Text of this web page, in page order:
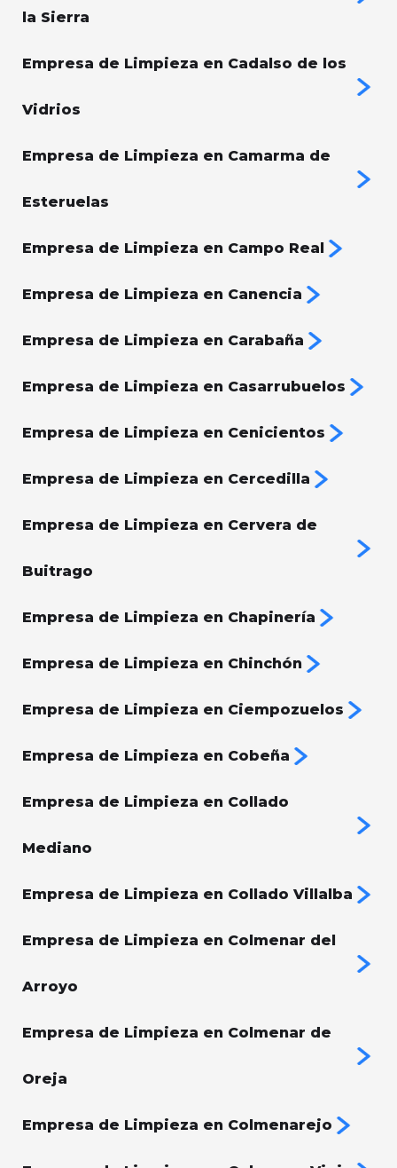
la Sierra
Empresa de Limpieza en Cadalso de los
Vidrios
Empresa de Limpieza en Camarma de
Esteruelas
Empresa de Limpieza en Campo Real
Empresa de Limpieza en Canencia
Empresa de Limpieza en Carabaña
Empresa de Limpieza en Casarrubuelos
Empresa de Limpieza en Cenicientos
Empresa de Limpieza en Cercedilla
Empresa de Limpieza en Cervera de
Buitrago
Empresa de Limpieza en Chapinería
Empresa de Limpieza en Chinchón
Empresa de Limpieza en Ciempozuelos
Empresa de Limpieza en Cobeña
Empresa de Limpieza en Collado
Mediano
Empresa de Limpieza en Collado Villalba
Empresa de Limpieza en Colmenar del
Arroyo
Empresa de Limpieza en Colmenar de
Oreja
Empresa de Limpieza en Colmenarejo